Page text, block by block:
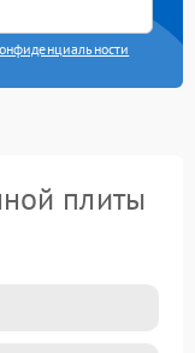
плиты